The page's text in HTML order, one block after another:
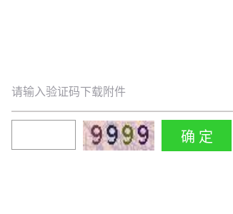
请输入验证码下载附件